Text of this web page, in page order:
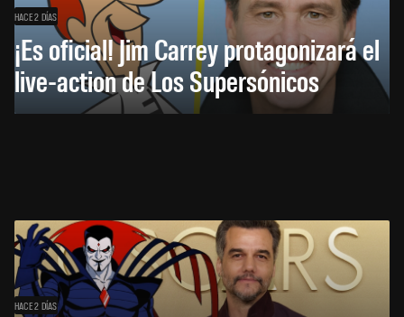
HACE 2 DÍAS
¡Es oficial! Jim Carrey protagonizará el
live-action de Los Supersónicos
HACE 2 DÍAS